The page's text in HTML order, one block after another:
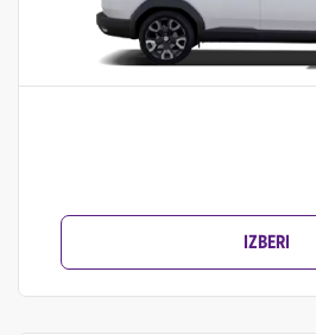
IZBERI